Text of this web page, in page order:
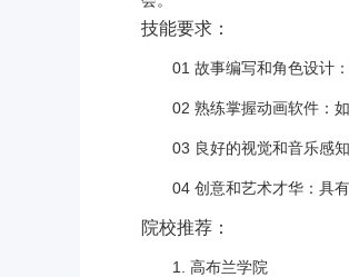
技能要求：
01 故事编写和角色设计
02 熟练掌握动画软件：
03 良好的视觉和音乐感
04 创意和艺术才华：具
院校推荐：
1. 高布兰学院